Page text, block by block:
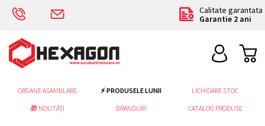
Calitate garantata
Garantie 2 ani
ORGANE ASAMBLARE ⚡ PRODUSELE LUNII
LICHIDARE STOC
🎁 NOUTĂȚI
BRANDURI CATALOG PRODUSE